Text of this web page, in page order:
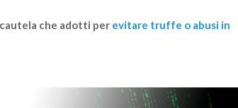
che adotti per evitare truffe o abusi in